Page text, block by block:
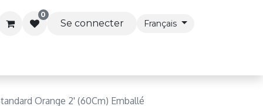
0
Se connecter Français
Orange 2' (60Cm) Emballé